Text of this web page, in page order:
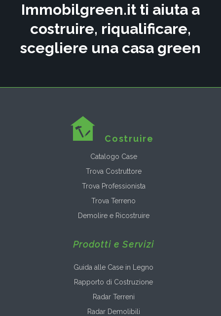
Immobilgreen.it ti aiuta a
costruire, riqualificare,
scegliere una casa green
Costruire
Catalogo Case
Trova Costruttore
Trova Professionista
Trova Terreno
Demolire e Ricostruire
Prodotti e Servizi
Guida alle Case in Legno
Rapporto di Costruzione
Radar Terreni
Radar Demolibili